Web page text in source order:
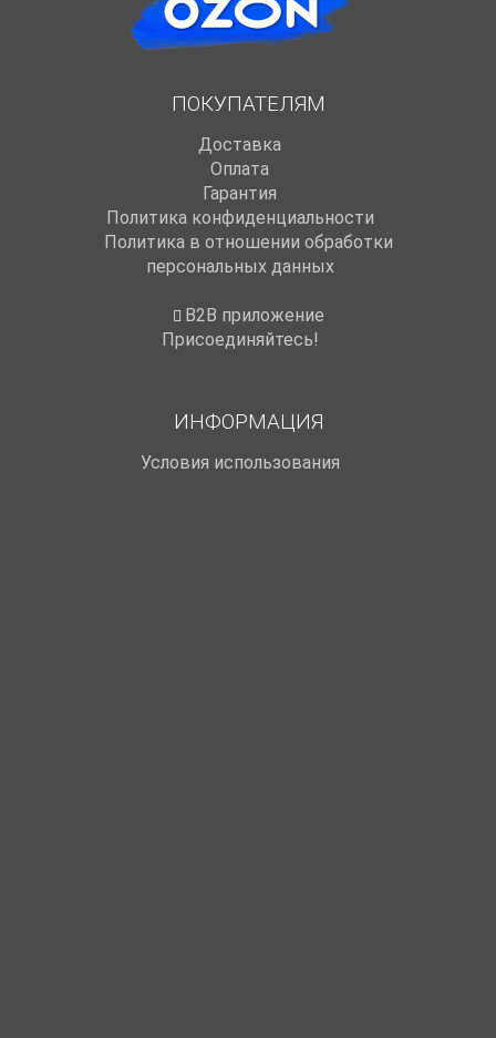
ПОКУПАТЕЛЯМ
Доставка
Оплата
Гарантия
Политика конфиденциальности
Политика в отношении обработки
персональных данных
B2B приложение
Присоединяйтесь!
ИНФОРМАЦИЯ
Условия использования